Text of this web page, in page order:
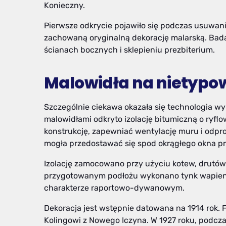
Konieczny.
Pierwsze odkrycie pojawiło się podczas
zachowaną oryginalną dekorację malarską.
ścianach bocznych i sklepieniu prezbiterium.
Malowidła na
Szczególnie ciekawa okazała się technologia
malowidłami odkryto izolację bitumiczną o
konstrukcję, zapewniać wentylację muru i
mogła przedostawać się spod okrągłego okna
Izolację zamocowano przy użyciu kotew,
przygotowanym podłożu wykonano tynk
charakterze raportowo-dywanowym.
Dekoracja jest wstępnie datowana na 1914
Kolingowi z Nowego Iczyna. W 1927 roku,